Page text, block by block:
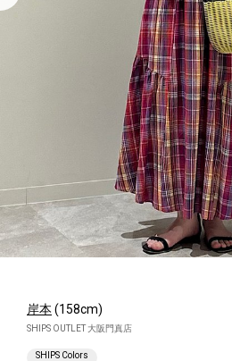
岸本 (158cm)
SHIPS OUTLET 大阪門真店
SHIPS Colors